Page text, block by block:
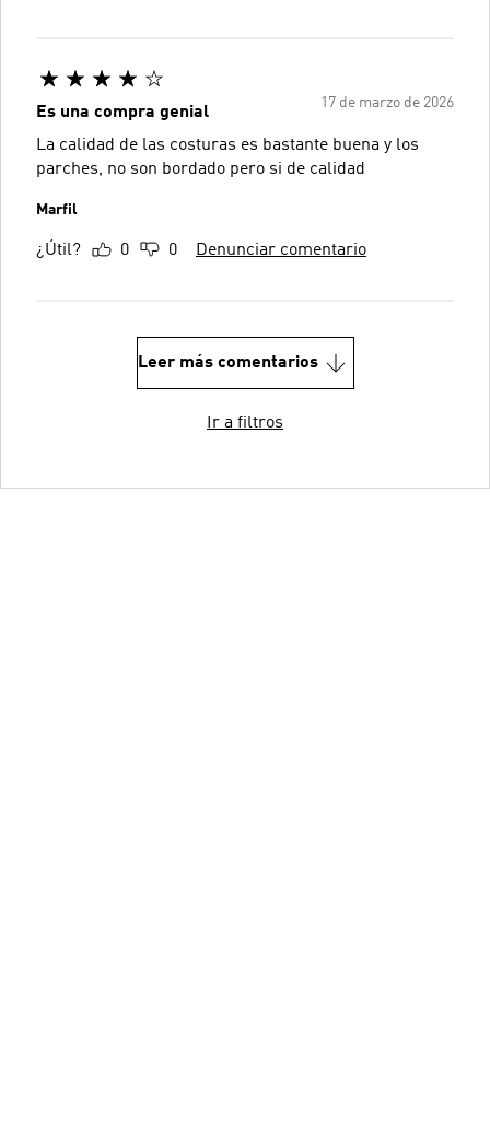
17 de marzo de 2026
Es una compra genial
La calidad de las costuras es bastante buena y los
parches, no son bordado pero si de calidad
Marfil
¿Útil? 0 0 Denunciar comentario
Leer más comentarios
Ir a filtros